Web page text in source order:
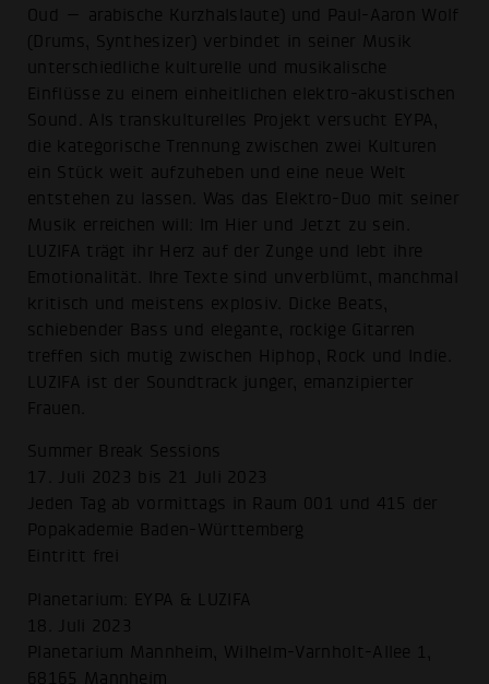
Oud — arabische Kurzhalslaute) und Paul-Aaron Wolf
(Drums, Synthesizer) verbindet in seiner Musik
unterschiedliche kulturelle und musikalische
Einflüsse zu einem einheitlichen elektro-akustischen
Sound. Als transkulturelles Projekt versucht EYPA,
die kategorische Trennung zwischen zwei Kulturen
ein Stück weit aufzuheben und eine neue Welt
entstehen zu lassen. Was das Elektro-Duo mit seiner
Musik erreichen will: Im Hier und Jetzt zu sein.
LUZIFA trägt ihr Herz auf der Zunge und lebt ihre
Emotionalität. Ihre Texte sind unverblümt, manchmal
kritisch und meistens explosiv. Dicke Beats,
schiebender Bass und elegante, rockige Gitarren
treffen sich mutig zwischen Hiphop, Rock und Indie.
LUZIFA ist der Soundtrack junger, emanzipierter
Frauen.
Summer Break Sessions
17. Juli 2023 bis 21 Juli 2023
Jeden Tag ab vormittags in Raum 001 und 415 der
Popakademie Baden-Württemberg
Eintritt frei
Planetarium: EYPA & LUZIFA
18. Juli 2023
Planetarium Mannheim, Wilhelm-Varnholt-Allee 1,
68165 Mannheim